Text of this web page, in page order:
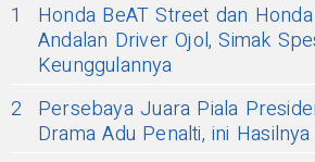
1
Honda BeAT Street dan
Andalan Driver Ojol, Simak
Keunggulannya
2
Persebaya Juara Piala
Drama Adu Penalti, ini Hasilnya